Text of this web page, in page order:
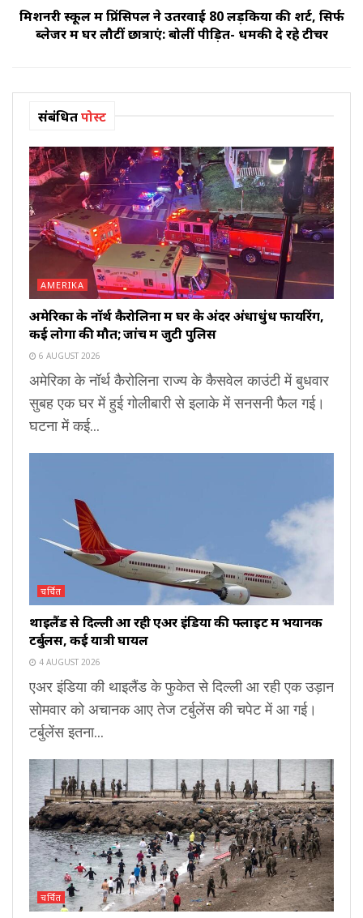
मिशनरी स्कूल में प्रिंसिपल ने उतरवाई 80 लड़कियों की शर्ट, सिर्फ
ब्लेजर में घर लौटीं छात्राएं: बोलीं पीड़ित- धमकी दे रहे टीचर
संबंधितपोस्ट
AMERIKA
अमेरिका के नॉर्थ कैरोलिना में घर के अंदर अंधाधुंध फायरिंग,
कई लोगों की मौत; जांच में जुटी पुलिस
6 AUGUST 2026
अमेरिका के नॉर्थ कैरोलिना राज्य के कैसवेल काउंटी में बुधवार
सुबह एक घर में हुई गोलीबारी से इलाके में सनसनी फैल गई।
घटना में कई...
चर्चित
थाइलैंड से दिल्ली आ रही एअर इंडिया की फ्लाइट में भयानक
टर्बुलेंस, कई यात्री घायल
4 AUGUST 2026
एअर इंडिया की थाइलैंड के फुकेत से दिल्ली आ रही एक उड़ान
सोमवार को अचानक आए तेज टर्बुलेंस की चपेट में आ गई।
टर्बुलेंस इतना...
चर्चित